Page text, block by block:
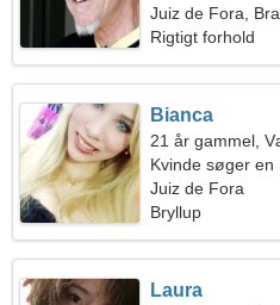
Juiz de Fora,
Rigtigt forhold
Bianca
21 år gammel,
Kvinde søger en
Juiz de Fora
Bryllup
Laura